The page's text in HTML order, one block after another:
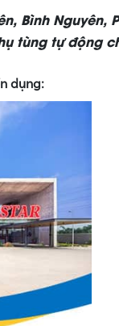
Bình Nguyên,
tùng tự động
dụng: